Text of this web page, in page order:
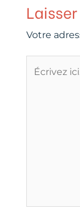
Votre
ici…